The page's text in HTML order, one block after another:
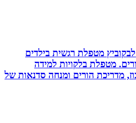
מטפלת רגשית בילדים
מטפלת בלקויות למידה
מדריכת הורים ומנחה סדנאות של